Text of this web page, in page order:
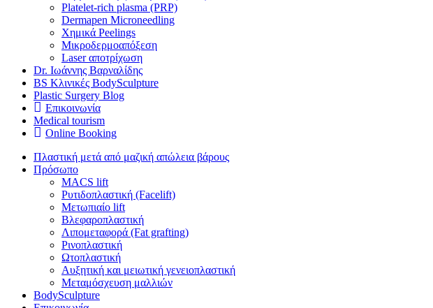
Platelet-rich plasma (PRP)
Dermapen Microneedling
Χημικά Peelings
Μικροδερμοαπόξεση
Laser αποτρίχωση
Dr. Ιωάννης Βαρναλίδης
BS Κλινικές BodySculpture
Plastic Surgery Blog
Επικοινωνία
Medical tourism
Online Booking
Πλαστική μετά από μαζική απώλεια βάρους
Πρόσωπο
MACS lift
Ρυτιδοπλαστική (Facelift)
Μετωπιαίο lift
Βλεφαροπλαστική
Λιπομεταφορά (Fat grafting)
Ρινοπλαστική
Ωτοπλαστική
Αυξητική και μειωτική γενειοπλαστική
Μεταμόσχευση μαλλιών
BodySculpture